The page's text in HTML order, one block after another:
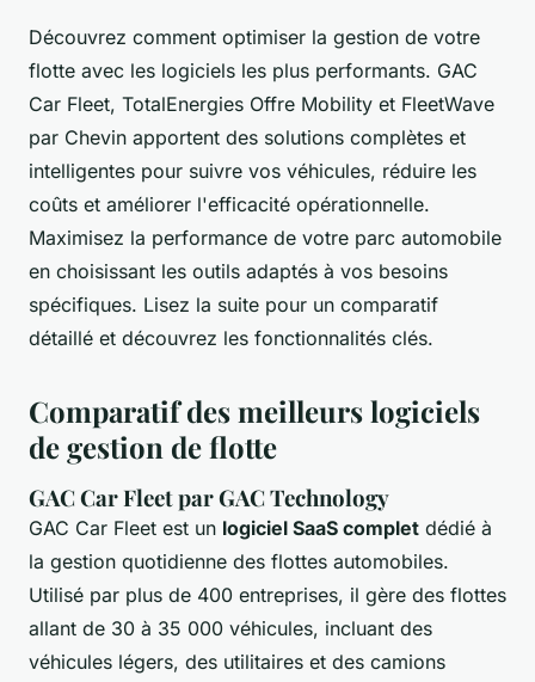
Découvrez comment optimiser la gestion de votre
flotte avec les logiciels les plus performants. GAC
Car Fleet, TotalEnergies Offre Mobility et FleetWave
par Chevin apportent des solutions complètes et
intelligentes pour suivre vos véhicules, réduire les
coûts et améliorer l'efficacité opérationnelle.
Maximisez la performance de votre parc automobile
en choisissant les outils adaptés à vos besoins
spécifiques. Lisez la suite pour un comparatif
détaillé et découvrez les fonctionnalités clés.
Comparatif des meilleurs logiciels
de gestion de flotte
GAC Car Fleet par GAC Technology
GAC Car Fleet est un logiciel SaaS complet dédié à
la gestion quotidienne des flottes automobiles.
Utilisé par plus de 400 entreprises, il gère des flottes
allant de 30 à 35 000 véhicules, incluant des
véhicules légers, des utilitaires et des camions